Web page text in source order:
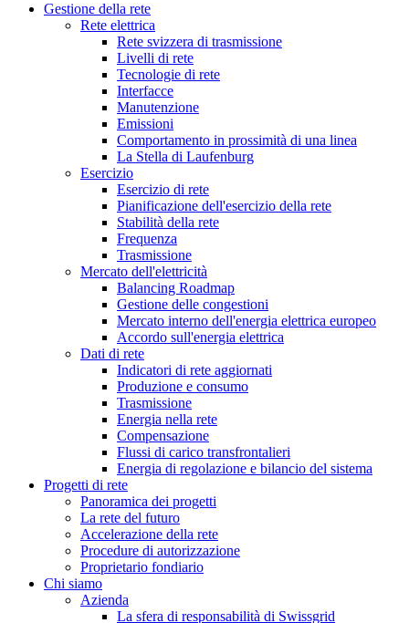
Gestione della rete
Rete elettrica
Rete svizzera di trasmissione
Livelli di rete
Tecnologie di rete
Interfacce
Manutenzione
Emissioni
Comportamento in prossimità di una linea
La Stella di Laufenburg
Esercizio
Esercizio di rete
Pianificazione dell'esercizio della rete
Stabilità della rete
Frequenza
Trasmissione
Mercato dell'elettricità
Balancing Roadmap
Gestione delle congestioni
Mercato interno dell'energia elettrica europeo
Accordo sull'energia elettrica
Dati di rete
Indicatori di rete aggiornati
Produzione e consumo
Trasmissione
Energia nella rete
Compensazione
Flussi di carico transfrontalieri
Energia di regolazione e bilancio del sistema
Progetti di rete
Panoramica dei progetti
La rete del futuro
Accelerazione della rete
Procedure di autorizzazione
Proprietario fondiario
Chi siamo
Azienda
La sfera di responsabilità di Swissgrid